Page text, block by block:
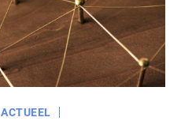
ACTUEEL